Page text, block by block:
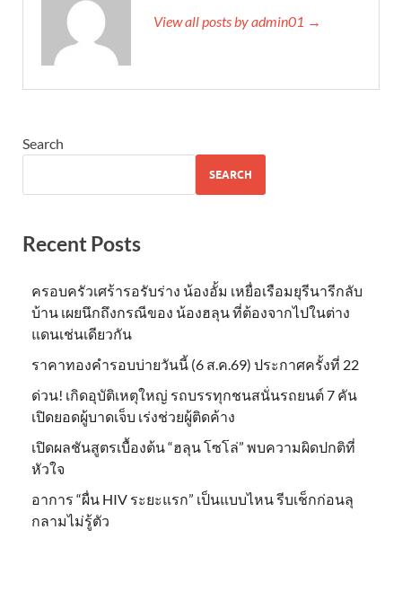
View all posts by admin01 →
Search
SEARCH
Recent Posts
ครอบครัวเศร้ารอรับร่าง น้องอั้ม เหยื่อเรือมยุรีนารีกลับ
บ้าน เผยนึกถึงกรณีของ น้องฮลุน ที่ต้องจากไปในต่าง
แดนเช่นเดียวกัน
ราคาทองคำรอบบ่ายวันนี้ (6 ส.ค.69) ประกาศครั้งที่ 22
ด่วน! เกิดอุบัติเหตุใหญ่ รถบรรทุกชนสนั่นรถยนต์ 7 คัน
เปิดยอดผู้บาดเจ็บ เร่งช่วยผู้ติดค้าง
เปิดผลชันสูตรเบื้องต้น “ฮลุน โซโล่” พบความผิดปกติที่
หัวใจ
อาการ “ผื่น HIV ระยะแรก” เป็นแบบไหน รีบเช็กก่อนลุ
กลามไม่รู้ตัว